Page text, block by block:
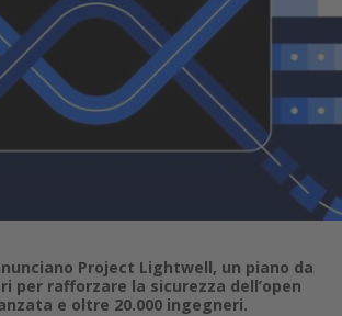
Project Lightwell, un piano da
per rafforzare la sicurezza dell’open
e oltre 20.000 ingegneri.